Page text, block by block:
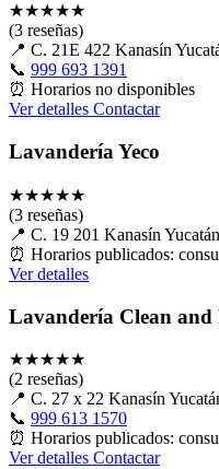
★★★★★
(3 reseñas)
📍 C. 21E 422 Kanasín
📞 999 693 1391
⏰ Horarios no disponibles
Ver detalles Contactar
Lavandería Yeco
★★★★★
(3 reseñas)
📍 C. 19 201 Kanasín
⏰ Horarios publicados:
Ver detalles
Lavandería Clean and
★★★★★
(2 reseñas)
📍 C. 27 x 22 Kanasín
📞 999 613 1570
⏰ Horarios publicados:
Ver detalles Contactar